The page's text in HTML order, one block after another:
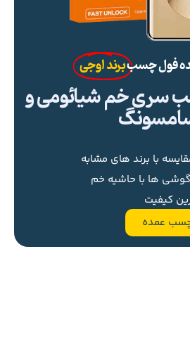
فول چسببرند اوجی
سری خم شیائومی و
با برند های مشابه
ها با حاشیه خم
عمده